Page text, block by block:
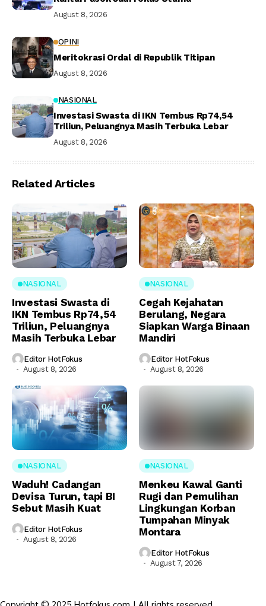
August 8, 2026
OPINI
Meritokrasi Ordal di Republik Titipan
August 8, 2026
NASIONAL
Investasi Swasta di IKN Tembus Rp74,54
Triliun, Peluangnya Masih Terbuka Lebar
August 8, 2026
Related Articles
NASIONAL
Investasi Swasta di
IKN Tembus Rp74,54
Triliun, Peluangnya
Masih Terbuka Lebar
Editor HotFokus
August 8, 2026
NASIONAL
Cegah Kejahatan
Berulang, Negara
Siapkan Warga Binaan
Mandiri
Editor HotFokus
August 8, 2026
NASIONAL
Waduh! Cadangan
Devisa Turun, tapi BI
Sebut Masih Kuat
Editor HotFokus
August 8, 2026
NASIONAL
Menkeu Kawal Ganti
Rugi dan Pemulihan
Lingkungan Korban
Tumpahan Minyak
Montara
Editor HotFokus
August 7, 2026